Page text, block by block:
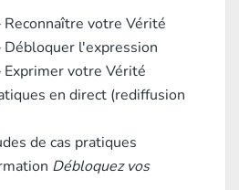
votre Vérité
l'expression
votre Vérité
en direct (rediffusion
de cas pratiques
Débloquez vos